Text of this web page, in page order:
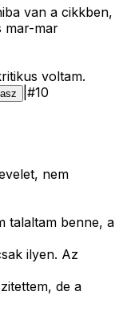
van a cikkben,
mar-mar
voltam.
#10
nem
talaltam benne, a
ilyen. Az
de a